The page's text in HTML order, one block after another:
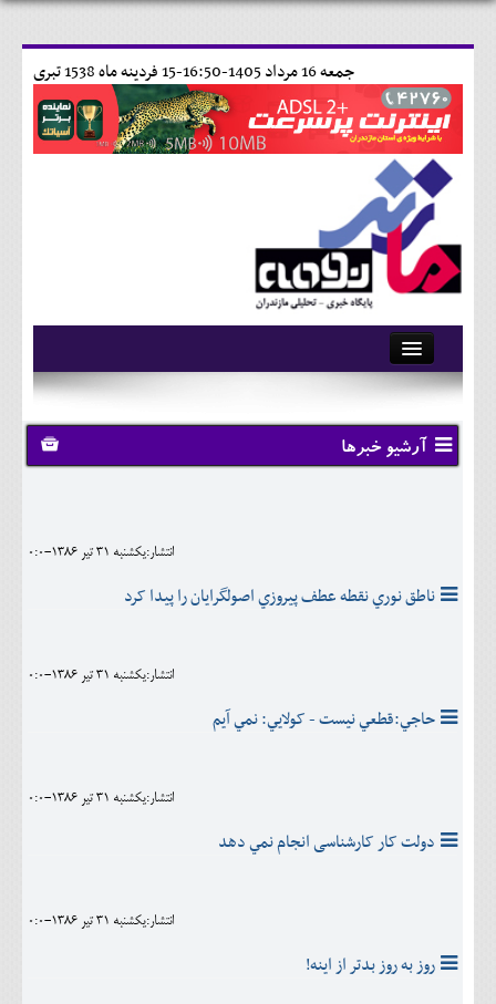
15 فردينه ماه 1538 تبری جمعه 16 مرداد 1405-16:50-
آرشیو
تماس با ما
وبلاگ
کلینیک
آرشیو خبرها
انتشار:يکشنبه 31 تير 1386-0:0
ناطق نوري نقطه عطف پيروزي اصولگرايان را پيدا کرد
انتشار:يکشنبه 31 تير 1386-0:0
حاجي:قطعي نيست - کولايي: نمي آيم
انتشار:يکشنبه 31 تير 1386-0:0
دولت کار کارشناسی انجام نمي دهد
انتشار:يکشنبه 31 تير 1386-0:0
روز به روز بدتر از اينه!